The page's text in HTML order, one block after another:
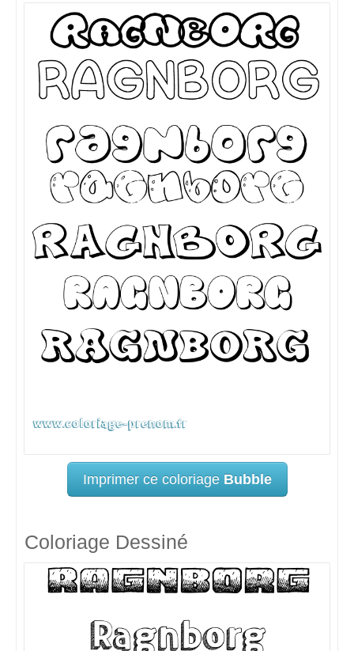
Imprimer ce coloriage Bubble
Coloriage Dessiné